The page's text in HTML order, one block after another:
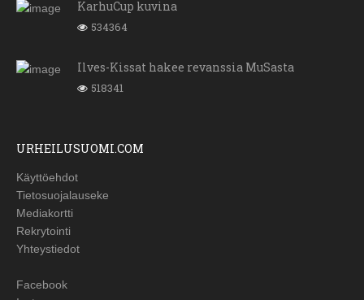
KarhuCup kuvina
534364
Ilves-Kissat hakee revanssia MuSasta
518341
URHEILUSUOMI.COM
Käyttöehdot
Tietosuojalauseke
Mediakortti
Rekrytointi
Yhteystiedot
Facebook